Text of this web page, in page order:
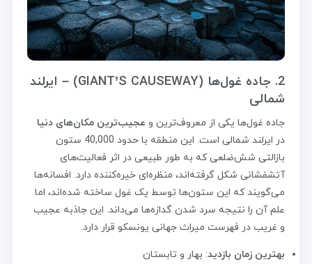
2. جاده غول‌ها (GIANT’S CAUSEWAY) – ایرلند
شمالی
جاده غول‌ها یکی از معروف‌ترین و عجیب‌ترین مکان‌های دنیا
در ایرلند شمالی است. این منطقه با حدود 40,000 ستون
بازالتی شش‌ضلعی که به طور طبیعی در اثر فعالیت‌های
آتشفشانی شکل گرفته‌اند، منظره‌ای خیره‌کننده دارد. افسانه‌ها
می‌گویند که این ستون‌ها توسط یک غول ساخته شده‌اند، اما
علم آن را نتیجه سرد شدن گدازه‌ها می‌داند. این جاذبه عجیب
و غریب در فهرست میراث جهانی یونسکو قرار دارد.
بهترین زمان بازدید: بهار و تابستان